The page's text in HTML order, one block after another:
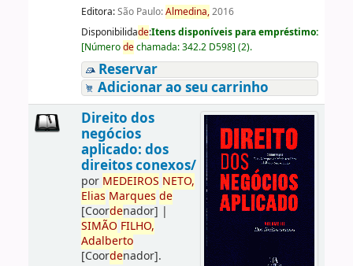
Editora:São Paulo:Almedina,2016
Disponibilidade:Itens disponíveis para empréstimo:
[Númerodechamada:342.2 D598] (2).
Reservar
Adicionar ao seu carrinho
Direito dos
negócios
aplicado: dos
direitos conexos/
por MEDEIROS NETO,
Elias Marques de
[Coordenador] |
SIMÃO FILHO,
Adalberto
[Coordenador].